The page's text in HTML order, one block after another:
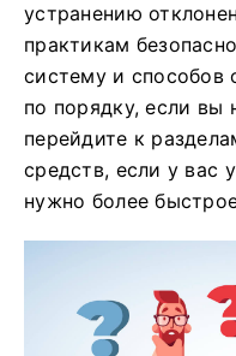
устранению
практикам
систему и способов
по порядку, если вы
перейдите к
средств, если у вас
нужно более